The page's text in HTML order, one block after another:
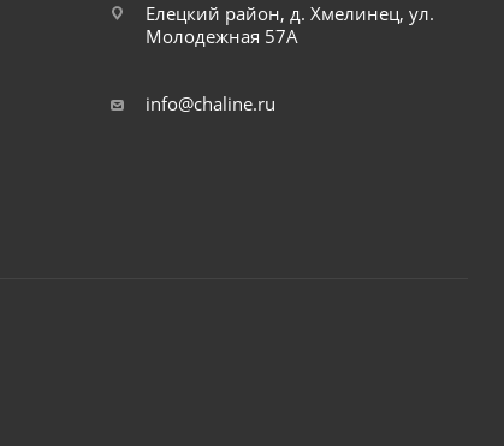
Елецкий район, д. Хмелинец, ул.
Молодежная 57А
info@chaline.ru